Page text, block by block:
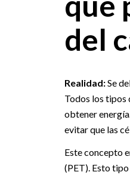
del
Realidad:Se
Todos los tipos
obtener
evitar que las
Este concepto
(PET). Esto